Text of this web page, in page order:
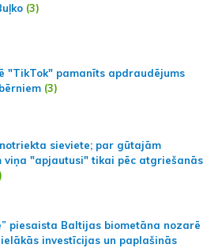
(3)
"TikTok" pamanīts apdraudējums
(3)
sieviete; par gūtajām
viņa "apjautusi" tikai pēc atgriešanās
piesaista Baltijas biometāna nozarē
investīcijas un paplašinās